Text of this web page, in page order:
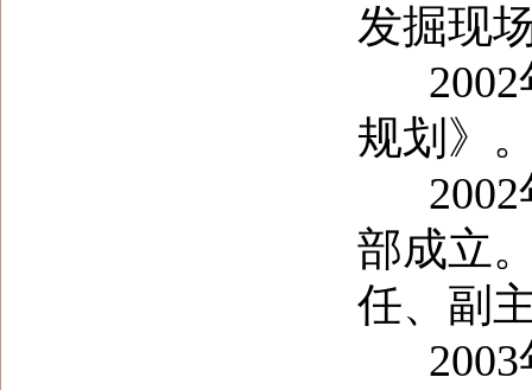
发掘现
2002
规划》
2002
部成立
任、副
2003